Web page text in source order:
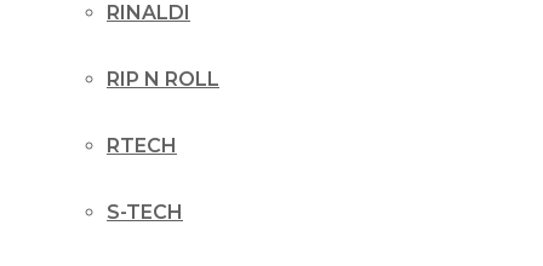
RINALDI
RIP N ROLL
RTECH
S-TECH